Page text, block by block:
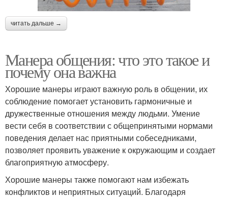
читать дальше →
Манера общения: что это такое и
почему она важна
Хорошие манеры играют важную роль в общении, их
соблюдение помогает установить гармоничные и
дружественные отношения между людьми. Умение
вести себя в соответствии с общепринятыми нормами
поведения делает нас приятными собеседниками,
позволяет проявить уважение к окружающим и создает
благоприятную атмосферу.
Хорошие манеры также помогают нам избежать
конфликтов и неприятных ситуаций. Благодаря